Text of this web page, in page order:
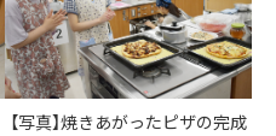
【写真】焼きあがったピザの完成